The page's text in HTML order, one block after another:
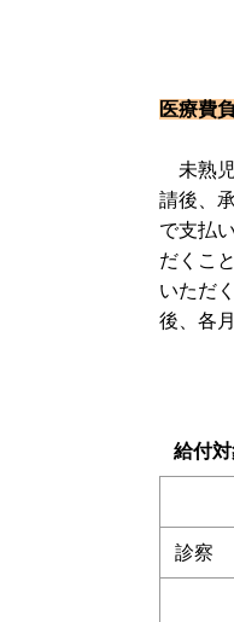
医
未熟児
請後、
で支払
だくこ
いただ
後、各
給付
診察